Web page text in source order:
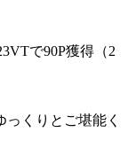
で90P獲得（2
くりとご堪能く